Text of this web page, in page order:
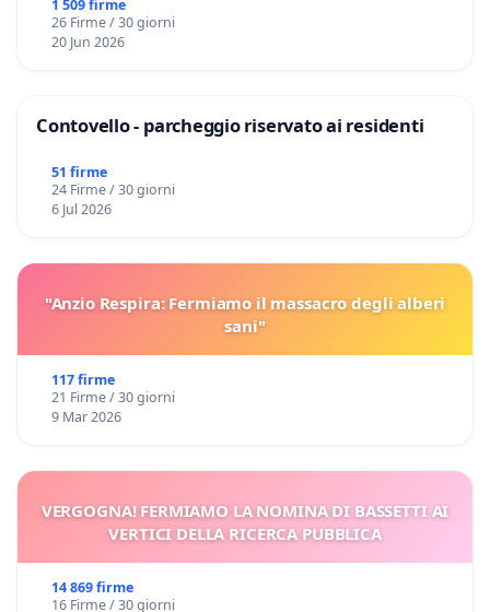
Domenico Racanati
1 509 firme
26 Firme / 30 giorni
20 Jun 2026
Contovello - parcheggio riservato ai residenti
51 firme
24 Firme / 30 giorni
6 Jul 2026
"Anzio Respira: Fermiamo il massacro degli alberi
sani"
117 firme
21 Firme / 30 giorni
9 Mar 2026
VERGOGNA! FERMIAMO LA NOMINA DI BASSETTI AI
VERTICI DELLA RICERCA PUBBLICA
14 869 firme
16 Firme / 30 giorni